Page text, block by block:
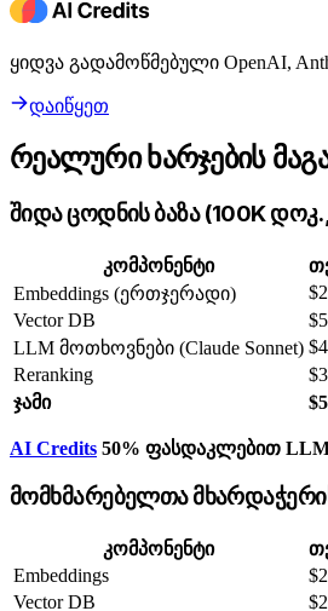
ყიდვა გადამოწმებული OpenAI,
დაიწყეთ
რეალური ხარჯების
შიდა ცოდნის ბაზა (100K
კომპონენტი
Embeddings (ერთჯერადი)
$2
Vector DB
LLM მოთხოვნები (Claude Sonnet)
Reranking
ჯამი
AI Credits 50% ფასდაკლებით
მომხმარებელთა
კომპონენტი
Embeddings
Vector DB